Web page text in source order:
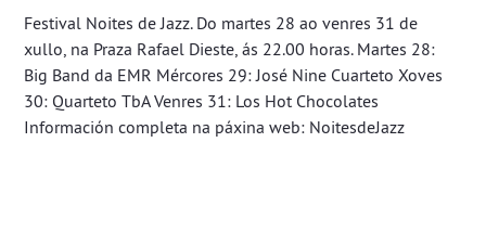
Festival Noites de Jazz. Do martes 28 ao venres 31 de
xullo, na Praza Rafael Dieste, ás 22.00 horas. Martes 28:
Big Band da EMR Mércores 29: José Nine Cuarteto Xoves
30: Quarteto TbA Venres 31: Los Hot Chocolates
Información completa na páxina web: NoitesdeJazz